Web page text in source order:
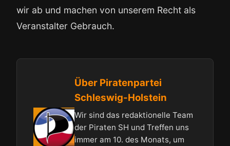
wir ab und machen von unserem Recht als
Veranstalter Gebrauch.
Über Piratenpartei
Schleswig-Holstein
Wir sind das redaktionelle Team
der Piraten SH und Treffen uns
immer am 10. des Monats, um